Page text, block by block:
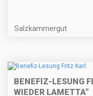
Salzkammergut
BENEFIZ-LESUNG
WIEDER LAMETTA"